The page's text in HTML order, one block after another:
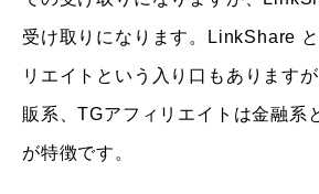
受け取りになります。LinkShare
リエイトという入り口もあります
販系、TGアフィリエイトは金融系
が特徴です。